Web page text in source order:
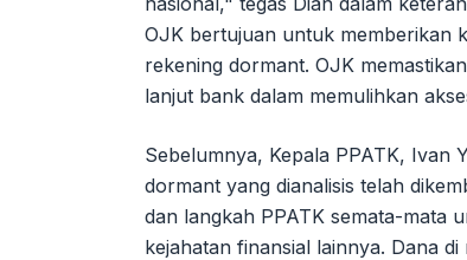
OJK bertujuan untuk memberikan
rekening dormant. OJK
lanjut bank dalam memulihkan
Sebelumnya, Kepala PPATK, Ivan
dormant yang dianalisis telah
dan langkah PPATK semata-mata
kejahatan finansial lainnya. Dana